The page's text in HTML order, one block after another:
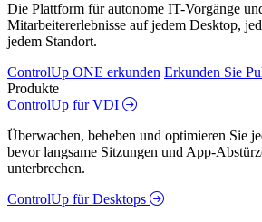
Die Plattform für autonome IT-Vorgänge
Mitarbeitererlebnisse auf jedem Desktop,
jedem Standort.
ControlUp ONE erkunden Erkunden Sie
Produkte
ControlUp für VDI
Überwachen, beheben und optimieren Sie
bevor langsame Sitzungen und App-
unterbrechen.
ControlUp für Desktops